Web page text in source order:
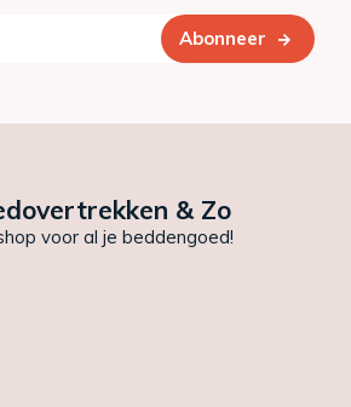
Abonneer
& Zo
voor al je beddengoed!